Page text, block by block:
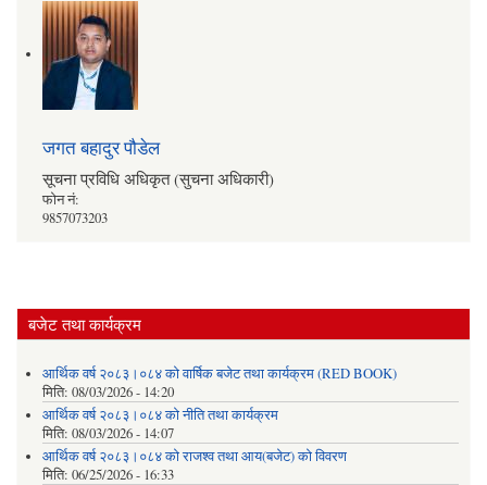
जगत बहादुर पौडेल
सूचना प्रविधि अधिकृत (सुचना अधिकारी)
फोन नं:
9857073203
बजेट तथा कार्यक्रम
आर्थिक वर्ष २०८३।०८४ को वार्षिक बजेट तथा कार्यक्रम (RED BOOK)
मिति: 08/03/2026 - 14:20
आर्थिक वर्ष २०८३।०८४ को नीति तथा कार्यक्रम
मिति: 08/03/2026 - 14:07
आर्थिक वर्ष २०८३।०८४ को राजश्व तथा आय(बजेट) को विवरण
मिति: 06/25/2026 - 16:33